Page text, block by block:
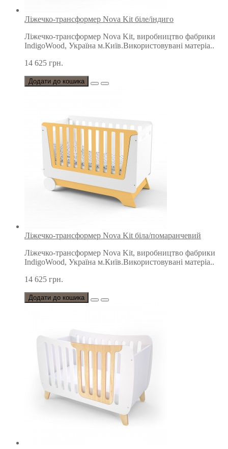
Ліжечко-трансформер Nova Kit біле/індиго
Ліжечко-трансформер Nova Kit, виробництво фабрики
IndigoWood, Україна м.Київ.Використовувані матеріа..
14 625 грн.
Додати до кошика
Ліжечко-трансформер Nova Kit біла/помаранчевий
Ліжечко-трансформер Nova Kit, виробництво фабрики
IndigoWood, Україна м.Київ.Використовувані матеріа..
14 625 грн.
Додати до кошика